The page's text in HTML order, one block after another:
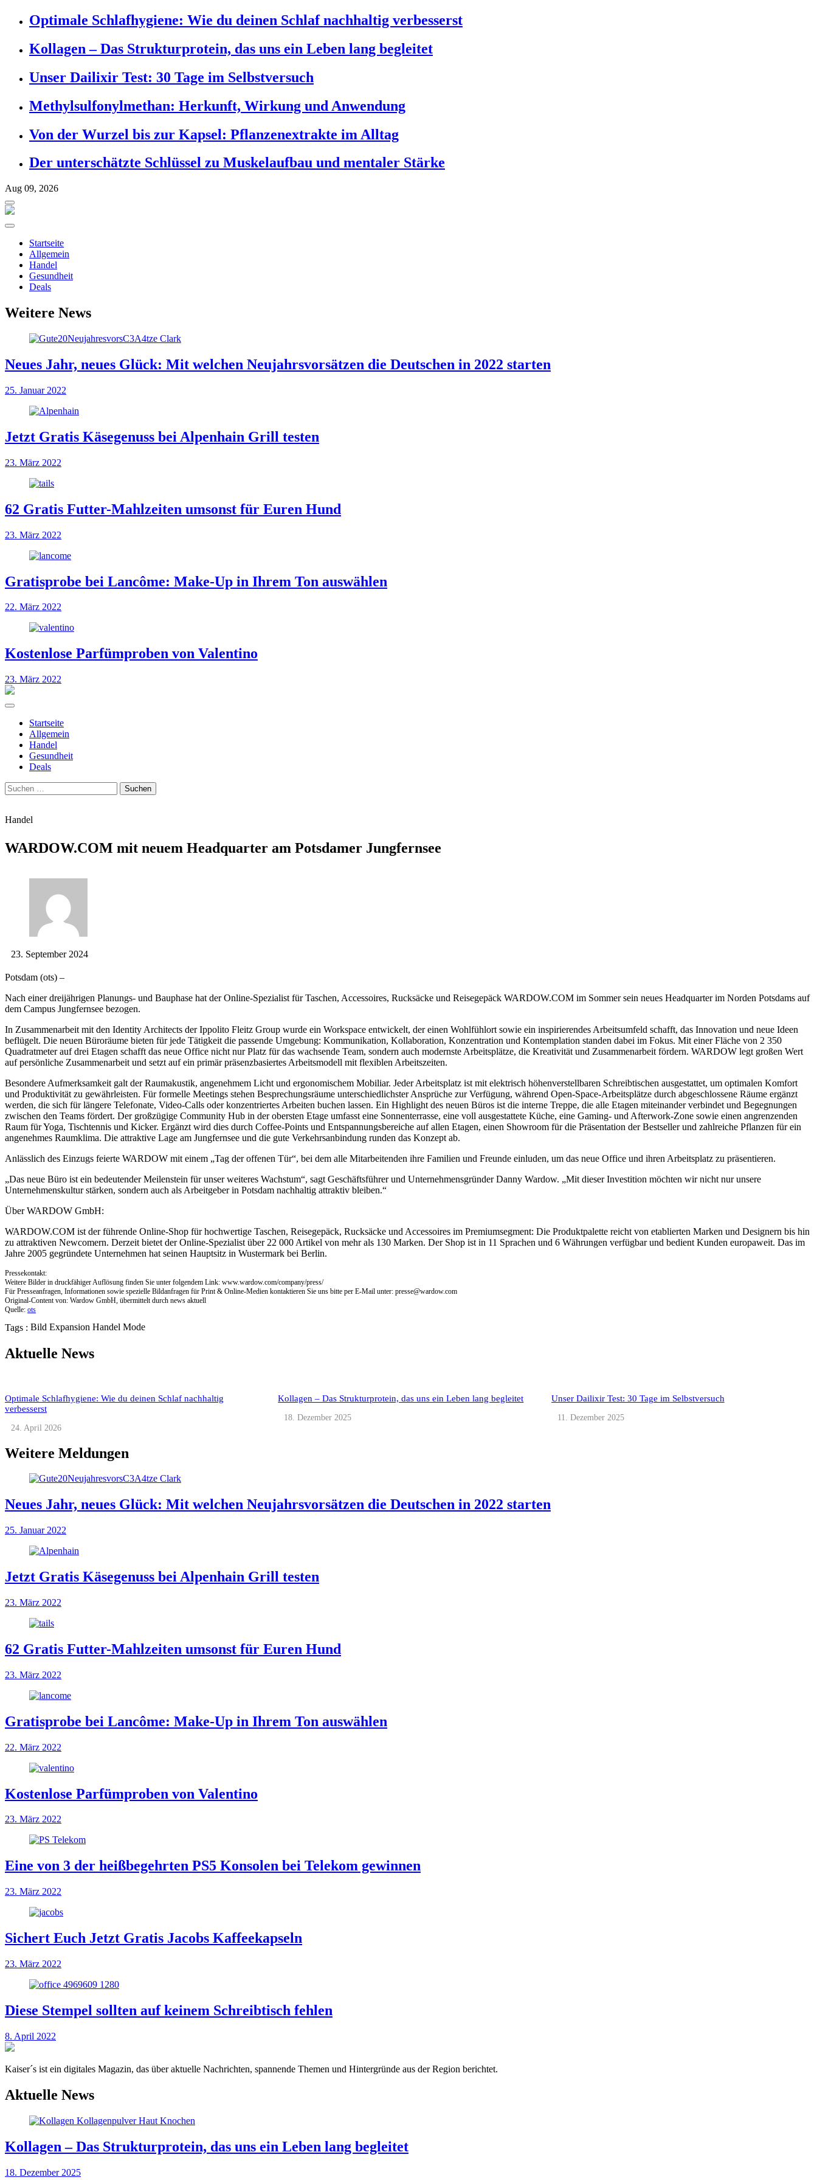
Optimale Schlafhygiene: Wie du deinen Schlaf nachhaltig verbesserst
Kollagen – Das Strukturprotein, das uns ein Leben lang begleitet
Unser Dailixir Test: 30 Tage im Selbstversuch
Methylsulfonylmethan: Herkunft, Wirkung und Anwendung
Von der Wurzel bis zur Kapsel: Pflanzenextrakte im Alltag
Der unterschätzte Schlüssel zu Muskelaufbau und mentaler Stärke
Aug 09, 2026
Startseite
Allgemein
Handel
Gesundheit
Deals
Weitere News
Neues Jahr, neues Glück: Mit welchen Neujahrsvorsätzen die Deutschen in 2022 starten
25. Januar 2022
Jetzt Gratis Käsegenuss bei Alpenhain Grill testen
23. März 2022
62 Gratis Futter-Mahlzeiten umsonst für Euren Hund
23. März 2022
Gratisprobe bei Lancôme: Make-Up in Ihrem Ton auswählen
22. März 2022
Kostenlose Parfümproben von Valentino
23. März 2022
Startseite
Allgemein
Handel
Gesundheit
Deals
Suchen
nach:
Handel
WARDOW.COM mit neuem Headquarter am Potsdamer Jungfernsee
23. September 2024
Potsdam (ots) –
Nach einer dreijährigen Planungs- und Bauphase hat der Online-Spezialist für Taschen, Accessoires, Rucksäcke und Reisegepäck WARDOW.COM im Sommer sein neues Headquarter im Norden Potsdams auf
dem Campus Jungfernsee bezogen.
In Zusammenarbeit mit den Identity Architects der Ippolito Fleitz Group wurde ein Workspace entwickelt, der einen Wohlfühlort sowie ein inspirierendes Arbeitsumfeld schafft, das Innovation und neue Ideen
beflügelt. Die neuen Büroräume bieten für jede Tätigkeit die passende Umgebung: Kommunikation, Kollaboration, Konzentration und Kontemplation standen dabei im Fokus. Mit einer Fläche von 2 350
Quadratmeter auf drei Etagen schafft das neue Office nicht nur Platz für das wachsende Team, sondern auch modernste Arbeitsplätze, die Kreativität und Zusammenarbeit fördern. WARDOW legt großen Wert
auf persönliche Zusammenarbeit und setzt auf ein primär präsenzbasiertes Arbeitsmodell mit flexiblen Arbeitszeiten.
Besondere Aufmerksamkeit galt der Raumakustik, angenehmem Licht und ergonomischem Mobiliar. Jeder Arbeitsplatz ist mit elektrisch höhenverstellbaren Schreibtischen ausgestattet, um optimalen Komfort
und Produktivität zu gewährleisten. Für formelle Meetings stehen Besprechungsräume unterschiedlichster Ansprüche zur Verfügung, während Open-Space-Arbeitsplätze durch abgeschlossene Räume ergänzt
werden, die sich für längere Telefonate, Video-Calls oder konzentriertes Arbeiten buchen lassen. Ein Highlight des neuen Büros ist die interne Treppe, die alle Etagen miteinander verbindet und Begegnungen
zwischen den Teams fördert. Der großzügige Community Hub in der obersten Etage umfasst eine Sonnenterrasse, eine voll ausgestattete Küche, eine Gaming- und Afterwork-Zone sowie einen angrenzenden
Raum für Yoga, Tischtennis und Kicker. Ergänzt wird dies durch Coffee-Points und Entspannungsbereiche auf allen Etagen, einen Showroom für die Präsentation der Bestseller und zahlreiche Pflanzen für ein
angenehmes Raumklima. Die attraktive Lage am Jungfernsee und die gute Verkehrsanbindung runden das Konzept ab.
Anlässlich des Einzugs feierte WARDOW mit einem „Tag der offenen Tür“, bei dem alle Mitarbeitenden ihre Familien und Freunde einluden, um das neue Office und ihren Arbeitsplatz zu präsentieren.
„Das neue Büro ist ein bedeutender Meilenstein für unser weiteres Wachstum“, sagt Geschäftsführer und Unternehmensgründer Danny Wardow. „Mit dieser Investition möchten wir nicht nur unsere
Unternehmenskultur stärken, sondern auch als Arbeitgeber in Potsdam nachhaltig attraktiv bleiben.“
Über WARDOW GmbH:
WARDOW.COM ist der führende Online-Shop für hochwertige Taschen, Reisegepäck, Rucksäcke und Accessoires im Premiumsegment: Die Produktpalette reicht von etablierten Marken und Designern bis hin
zu attraktiven Newcomern. Derzeit bietet der Online-Spezialist über 22 000 Artikel von mehr als 130 Marken. Der Shop ist in 11 Sprachen und 6 Währungen verfügbar und bedient Kunden europaweit. Das im
Jahre 2005 gegründete Unternehmen hat seinen Hauptsitz in Wustermark bei Berlin.
Pressekontakt:
Weitere Bilder in druckfähiger Auflösung finden Sie unter folgendem Link: www.wardow.com/company/press/
Für Presseanfragen, Informationen sowie spezielle Bildanfragen für Print & Online-Medien kontaktieren Sie uns bitte per E-Mail unter: presse@wardow.com
Original-Content von: Wardow GmbH, übermittelt durch news aktuell
Quelle: ots
Tags : Bild Expansion Handel Mode
Aktuelle News
Optimale Schlafhygiene: Wie du deinen Schlaf nachhaltig
verbesserst
24. April 2026
Kollagen – Das Strukturprotein, das uns ein Leben lang begleitet
18. Dezember 2025
Unser Dailixir Test: 30 Tage im Selbstversuch
11. Dezember 2025
Weitere Meldungen
Neues Jahr, neues Glück: Mit welchen Neujahrsvorsätzen die Deutschen in 2022 starten
25. Januar 2022
Jetzt Gratis Käsegenuss bei Alpenhain Grill testen
23. März 2022
62 Gratis Futter-Mahlzeiten umsonst für Euren Hund
23. März 2022
Gratisprobe bei Lancôme: Make-Up in Ihrem Ton auswählen
22. März 2022
Kostenlose Parfümproben von Valentino
23. März 2022
Eine von 3 der heißbegehrten PS5 Konsolen bei Telekom gewinnen
23. März 2022
Sichert Euch Jetzt Gratis Jacobs Kaffeekapseln
23. März 2022
Diese Stempel sollten auf keinem Schreibtisch fehlen
8. April 2022
Kaiser´s ist ein digitales Magazin, das über aktuelle Nachrichten, spannende Themen und Hintergründe aus der Region berichtet.
Aktuelle News
Kollagen – Das Strukturprotein, das uns ein Leben lang begleitet
18. Dezember 2025